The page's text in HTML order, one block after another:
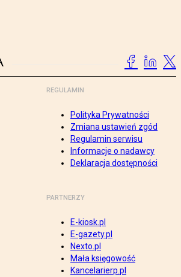
REGULAMIN
Polityka Prywatności
Zmiana ustawień zgód
Regulamin serwisu
Informacje o nadawcy
Deklaracja dostępności
PARTNERZY
E-kiosk.pl
E-gazety.pl
Nexto.pl
Mała księgowość
Kancelarierp.pl